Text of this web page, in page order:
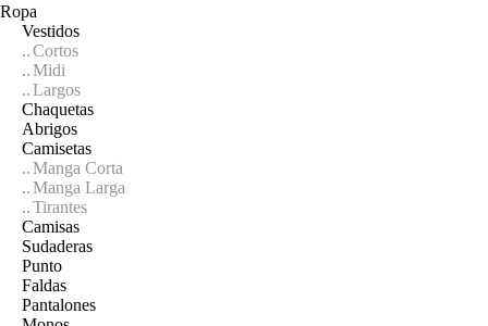
Ropa
Vestidos
Cortos
Midi
Largos
Chaquetas
Abrigos
Camisetas
Manga Corta
Manga Larga
Tirantes
Camisas
Sudaderas
Punto
Faldas
Pantalones